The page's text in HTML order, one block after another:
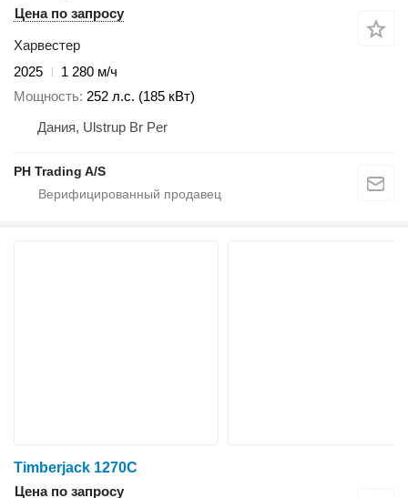
Цена по запросу
Харвестер
2025
1 280 м/ч
Мощность 252 л.с. (185 кВт)
Дания, Ulstrup Br Per
PH Trading A/S
Timberjack 1270C
Цена по запросу